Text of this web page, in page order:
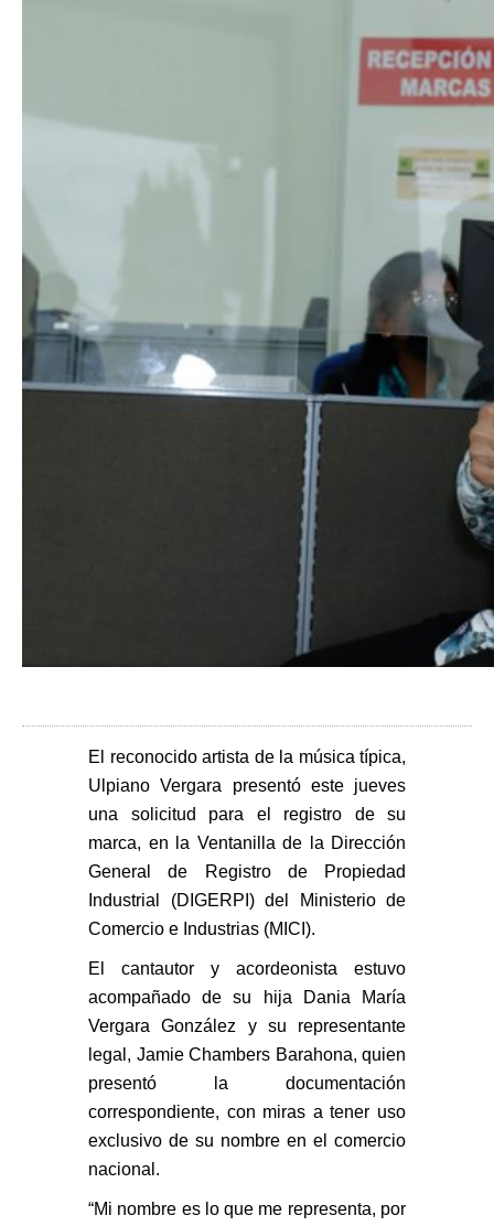
El reconocido artista de la música típica,
Ulpiano Vergara presentó este jueves
una solicitud para el registro de su
marca, en la Ventanilla de la Dirección
General de Registro de Propiedad
Industrial (DIGERPI) del Ministerio de
Comercio e Industrias (MICI).
El cantautor y acordeonista estuvo
acompañado de su hija Dania María
Vergara González y su representante
legal, Jamie Chambers Barahona, quien
presentó la documentación
correspondiente, con miras a tener uso
exclusivo de su nombre en el comercio
nacional.
“Mi nombre es lo que me representa, por